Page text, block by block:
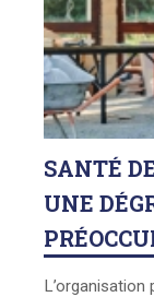
SANTÉ
UNE
L’organisation